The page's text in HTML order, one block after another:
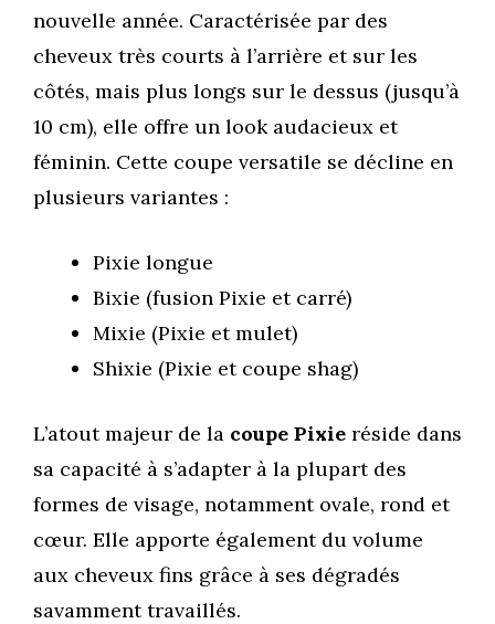
nouvelle année. Caractérisée par des
cheveux très courts à l’arrière et sur les
côtés, mais plus longs sur le dessus (jusqu’à
10 cm), elle offre un look audacieux et
féminin. Cette coupe versatile se décline en
plusieurs variantes :
Pixie longue
Bixie (fusion Pixie et carré)
Mixie (Pixie et mulet)
Shixie (Pixie et coupe shag)
L’atout majeur de la coupe Pixie réside dans
sa capacité à s’adapter à la plupart des
formes de visage, notamment ovale, rond et
cœur. Elle apporte également du volume
aux cheveux fins grâce à ses dégradés
savamment travaillés.